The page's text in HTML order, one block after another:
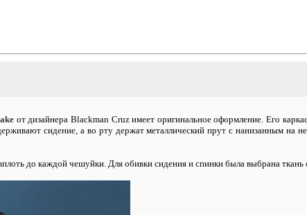
от дизайнера Blackman Cruz имеет оригинальное оформление. Его
сидение, а во рту держат металлический прут с нанизанным на
до каждой чешуйки. Для обивки сидения и спинки была выбрана ткань